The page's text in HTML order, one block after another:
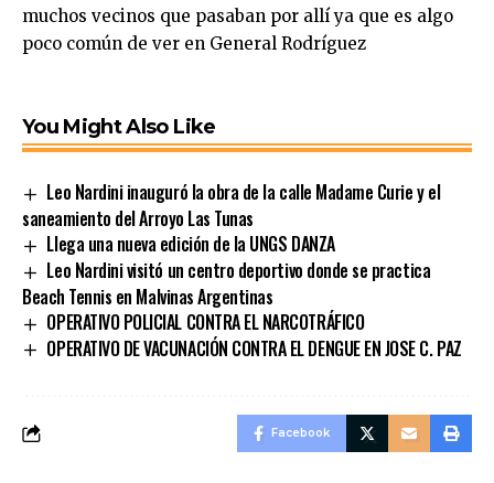
muchos vecinos que pasaban por allí ya que es algo
poco común de ver en General Rodríguez
You Might Also Like
Leo Nardini inauguró la obra de la calle Madame Curie y el
saneamiento del Arroyo Las Tunas
Llega una nueva edición de la UNGS DANZA
Leo Nardini visitó un centro deportivo donde se practica
Beach Tennis en Malvinas Argentinas
OPERATIVO POLICIAL CONTRA EL NARCOTRÁFICO
OPERATIVO DE VACUNACIÓN CONTRA EL DENGUE EN JOSE C. PAZ
Facebook